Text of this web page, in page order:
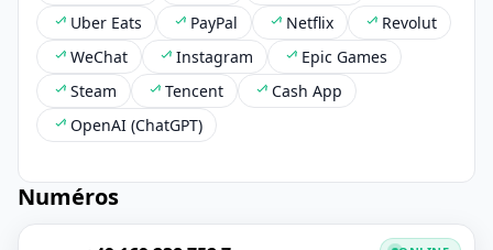
Uber Eats
PayPal Netflix
Revolut
WeChat
Instagram
Epic Games
Steam
Tencent
Cash App
OpenAI (ChatGPT)
Numéros